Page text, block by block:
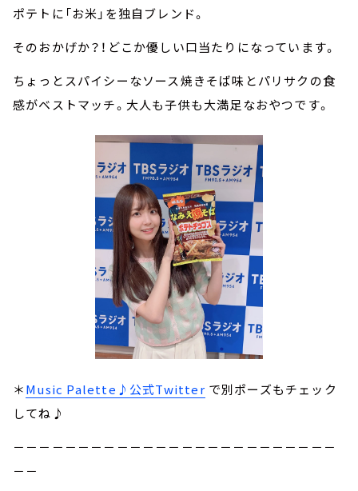
ポテトに「お米」を独自ブレンド。
そのおかげか？！どこか優しい口当たりになっています。
ちょっとスパイシーなソース焼きそば味とパリサクの食
感がベストマッチ。大人も子供も大満足なおやつです。
＊Music Palette♪公式Twitter で別ポーズもチェック
してね♪
－－－－－－－－－－－－－－－－－－－－－－－－－
－－